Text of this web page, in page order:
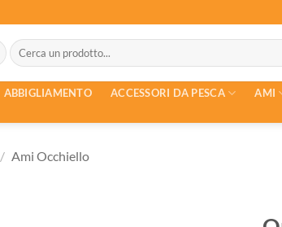
Cerca:
ABBIGLIAMENTO ACCESSORI DA PESCA AMI
/ Ami Occhiello